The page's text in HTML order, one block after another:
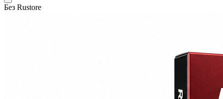
Без Rustore